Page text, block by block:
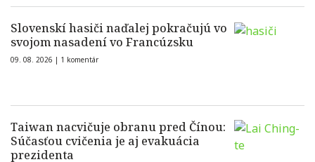
Slovenskí hasiči naďalej pokračujú vo
svojom nasadení vo Francúzsku
09. 08. 2026 | 1 komentár
Taiwan nacvičuje obranu pred Čínou:
Súčasťou cvičenia je aj evakuácia
prezidenta